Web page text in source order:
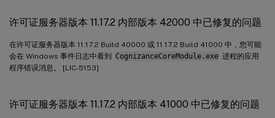
许可证服务器版本 11.17.2 内部版本 42000 中已修复的问题
在许可证服务器版本 11.17.2 Build 40000 或 11.17.2 Build 41000 中，您可能
会在 Windows 事件日志中看到 CognizanceCoreModule.exe 进程的应用
程序错误消息。 [LIC-5153]
许可证服务器版本 11.17.2 内部版本 41000 中已修复的问题